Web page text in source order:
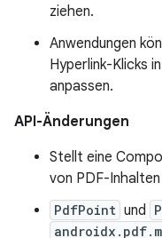
ziehen.
Anwendungen
Hyperlink-Klicks
anpassen.
API-Änderungen
Stellt eine
von PDF-
PdfPoint und